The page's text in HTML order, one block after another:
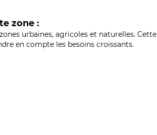
zone :
urbaines, agricoles et naturelles. Cette
en compte les besoins croissants.